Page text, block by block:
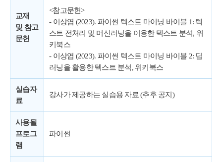
교재
및 참고
문헌
<참고문헌>
- 이상엽 (2023). 파이썬 텍스트 마이닝 바이블 1: 텍
스트 전처리 및 머신러닝을 이용한 텍스트 분석, 위
키북스
- 이상엽 (2023). 파이썬 텍스트 마이닝 바이블 2: 딥
러닝을 활용한 텍스트 분석, 위키북스
실습자
료
강사가 제공하는 실습용 자료 (추후 공지)
사용될
프로그
램
파이썬